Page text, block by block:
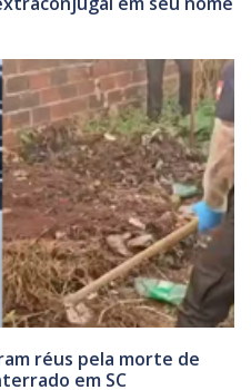
réus pela morte de
em SC